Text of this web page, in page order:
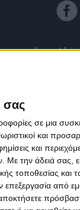
σας
σε μια
και
και
Με την άδειά σας,
τοποθεσίας και
από
Designed &